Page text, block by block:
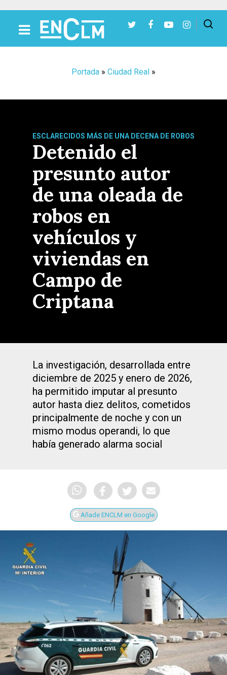
Portada » Ciudad Real »
ESCLARECIDOS MÁS DE UNA DECENA DE ROBOS
Detenido el
presunto autor
de una oleada de
robos en
vehículos y
viviendas en
Campo de
Criptana
La investigación, desarrollada entre
diciembre de 2025 y enero de 2026,
ha permitido imputar al presunto
autor hasta diez delitos, cometidos
principalmente de noche y con un
mismo modus operandi, lo que
había generado alarma social
Añade ENCLM en Google